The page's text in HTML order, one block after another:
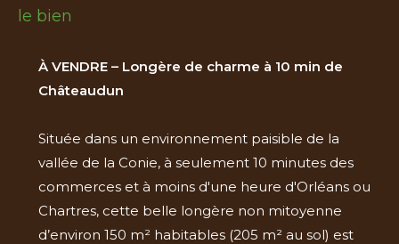
le bien
À VENDRE – Longère de charme à 10 min de
Châteaudun
Située dans un environnement paisible de la
vallée de la Conie, à seulement 10 minutes des
commerces et à moins d'une heure d'Orléans ou
Chartres, cette belle longère non mitoyenne
d’environ 150 m² habitables (205 m² au sol) est